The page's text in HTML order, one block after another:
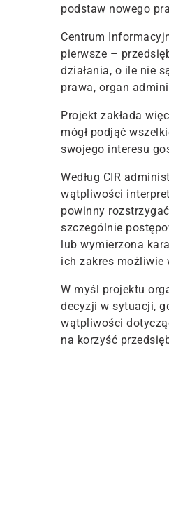
podstaw nowego
Centrum
pierwsze –
działania, o ile nie
prawa, organ
Projekt zakłada
mógł podjąć
swojego interesu
Według CIR
wątpliwości
powinny
szczególnie
lub wymierzona
ich zakres możliwie
W myśl projektu
decyzji w sytuacji,
wątpliwości
na korzyść